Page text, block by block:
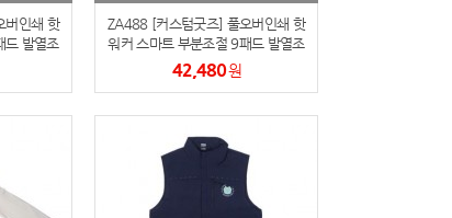
버인쇄 핫
드 발열조
ZA488 [커스텀굿즈] 풀오버인쇄 핫
워커 스마트 부분조절 9패드 발열조
끼 (박스제작가능)
42,480원